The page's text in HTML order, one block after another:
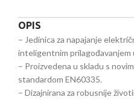
OPIS
– Jedinica za napajanje
inteligentnim prilagođavanjem
– Proizvedena u skladu s
standardom EN60335.
– Dizajnirana za robusnije